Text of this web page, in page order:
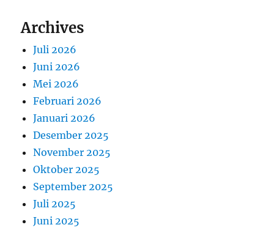
Archives
Juli 2026
Juni 2026
Mei 2026
Februari 2026
Januari 2026
Desember 2025
November 2025
Oktober 2025
September 2025
Juli 2025
Juni 2025